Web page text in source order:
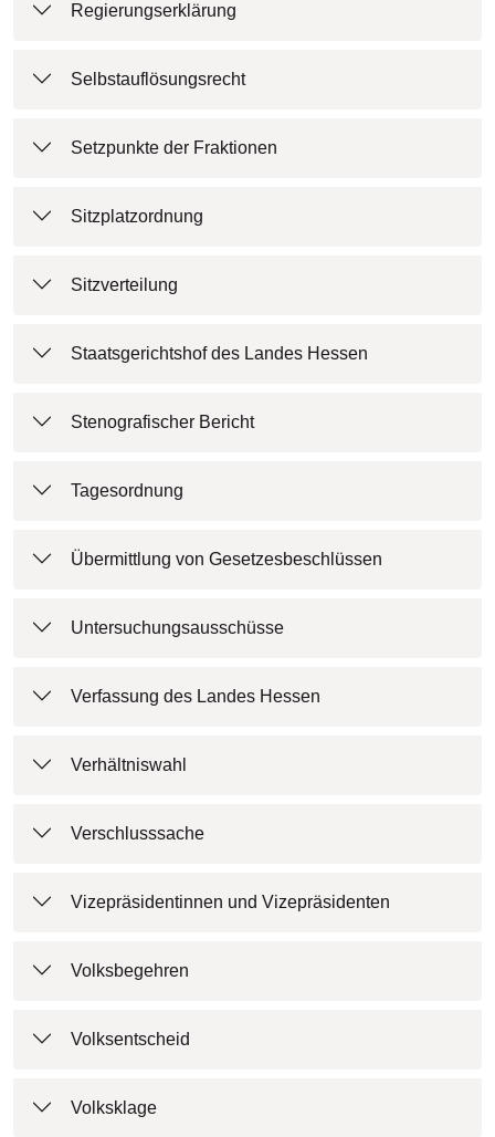
Regierungserklärung
Selbstauflösungsrecht
Setzpunkte der Fraktionen
Sitzplatzordnung
Sitzverteilung
Staatsgerichtshof des Landes Hessen
Stenografischer Bericht
Tagesordnung
Übermittlung von Gesetzesbeschlüssen
Untersuchungsausschüsse
Verfassung des Landes Hessen
Verhältniswahl
Verschlusssache
Vizepräsidentinnen und Vizepräsidenten
Volksbegehren
Volksentscheid
Volksklage